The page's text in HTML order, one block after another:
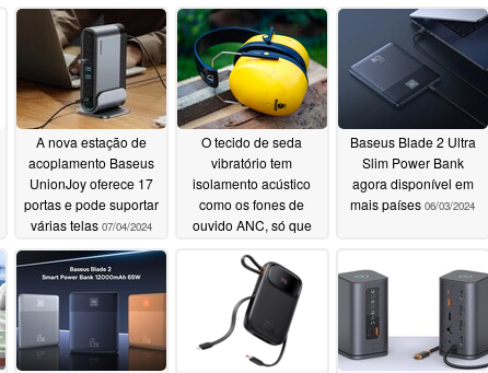
A nova estação de
acoplamento Baseus
UnionJoy oferece 17
portas e pode suportar
várias telas 07/04/2024
O tecido de seda
vibratório tem
isolamento acústico
como os fones de
ouvido ANC, só que
Baseus Blade 2 Ultra
Slim Power Bank
agora disponível em
mais países 06/03/2024